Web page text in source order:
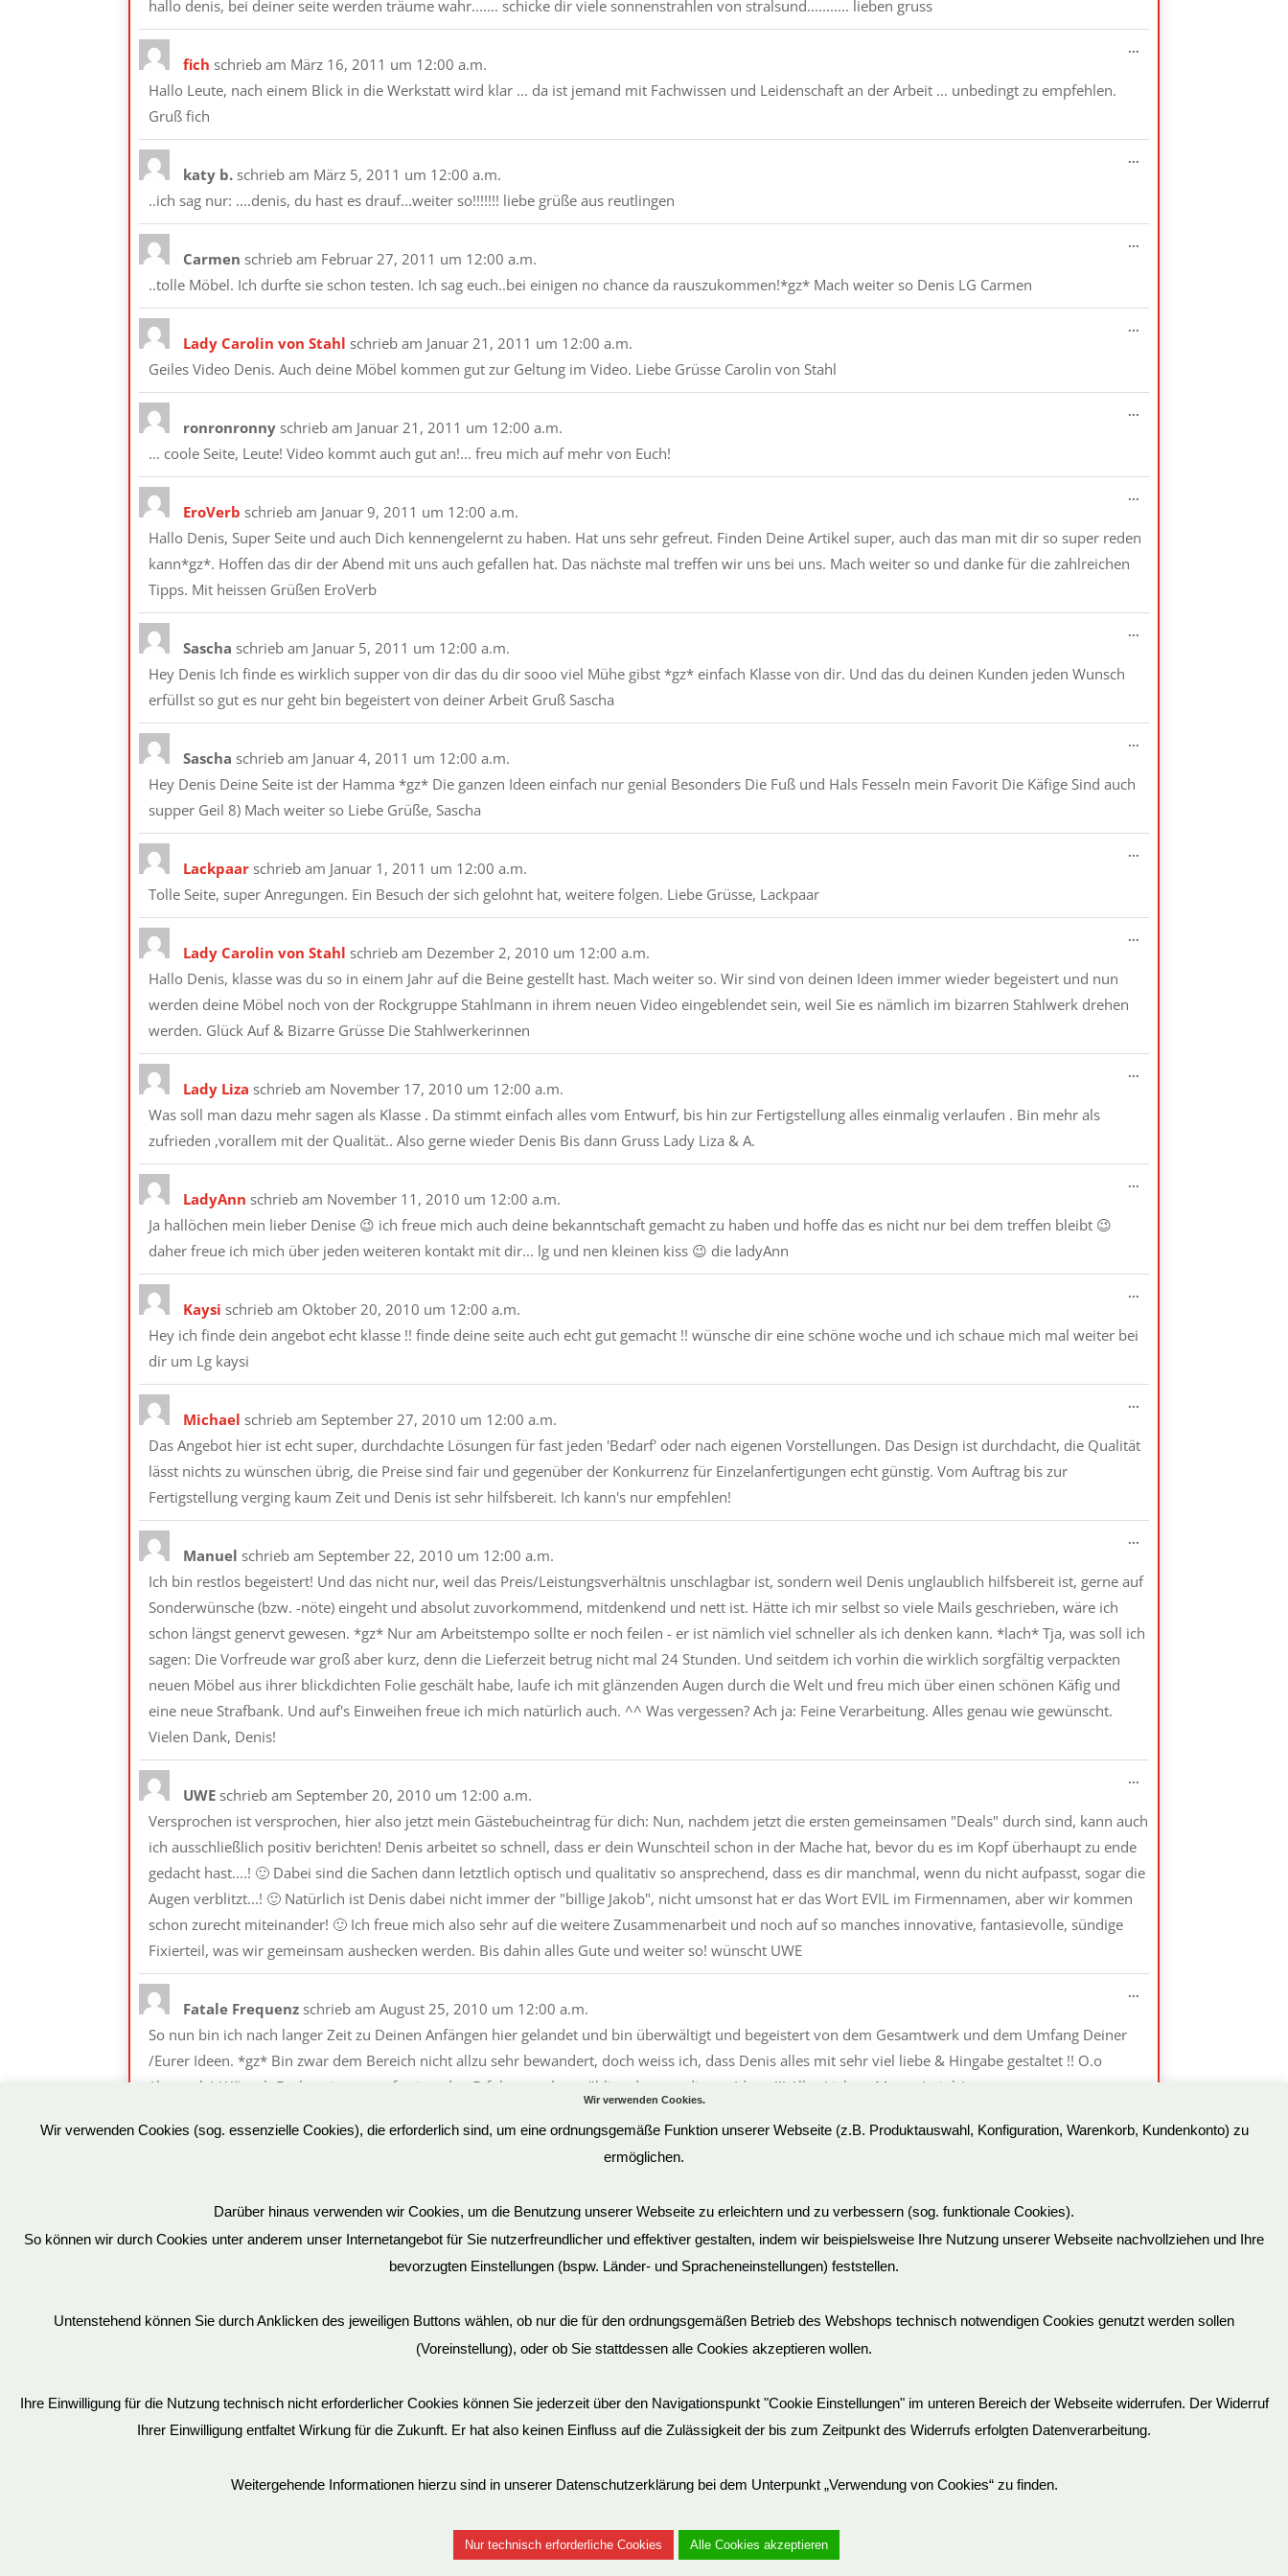
hallo denis, bei deiner seite werden träume wahr....... schicke dir viele sonnenstrahlen von stralsund........... lieben gruss
fich schrieb am März 16, 2011 um 12:00 a.m.
Hallo Leute, nach einem Blick in die Werkstatt wird klar ... da ist jemand mit Fachwissen und Leidenschaft an der Arbeit ... unbedingt zu empfehlen.
Gruß fich
...Diese
katy b. schrieb am März 5, 2011 um 12:00 a.m.
..ich sag nur: ....denis, du hast es drauf...weiter so!!!!!!! liebe grüße aus reutlingen
...Diese
Carmen schrieb am Februar 27, 2011 um 12:00 a.m.
..tolle Möbel. Ich durfte sie schon testen. Ich sag euch..bei einigen no chance da rauszukommen!*gz* Mach weiter so Denis LG Carmen
...Diese
Lady Carolin von Stahl schrieb am Januar 21, 2011 um 12:00 a.m.
Geiles Video Denis. Auch deine Möbel kommen gut zur Geltung im Video. Liebe Grüsse Carolin von Stahl
...Diese
ronronronny schrieb am Januar 21, 2011 um 12:00 a.m.
... coole Seite, Leute! Video kommt auch gut an!... freu mich auf mehr von Euch!
...Diese
EroVerb schrieb am Januar 9, 2011 um 12:00 a.m.
Hallo Denis, Super Seite und auch Dich kennengelernt zu haben. Hat uns sehr gefreut. Finden Deine Artikel super, auch das man mit dir so super reden
kann*gz*. Hoffen das dir der Abend mit uns auch gefallen hat. Das nächste mal treffen wir uns bei uns. Mach weiter so und danke für die zahlreichen
Tipps. Mit heissen Grüßen EroVerb
...Diese
Sascha schrieb am Januar 5, 2011 um 12:00 a.m.
Hey Denis Ich finde es wirklich supper von dir das du dir sooo viel Mühe gibst *gz* einfach Klasse von dir. Und das du deinen Kunden jeden Wunsch
erfüllst so gut es nur geht bin begeistert von deiner Arbeit Gruß Sascha
...Diese
Sascha schrieb am Januar 4, 2011 um 12:00 a.m.
Hey Denis Deine Seite ist der Hamma *gz* Die ganzen Ideen einfach nur genial Besonders Die Fuß und Hals Fesseln mein Favorit Die Käfige Sind auch
supper Geil 8) Mach weiter so Liebe Grüße, Sascha
...Diese
Lackpaar schrieb am Januar 1, 2011 um 12:00 a.m.
Tolle Seite, super Anregungen. Ein Besuch der sich gelohnt hat, weitere folgen. Liebe Grüsse, Lackpaar
...Diese
Lady Carolin von Stahl schrieb am Dezember 2, 2010 um 12:00 a.m.
Hallo Denis, klasse was du so in einem Jahr auf die Beine gestellt hast. Mach weiter so. Wir sind von deinen Ideen immer wieder begeistert und nun
werden deine Möbel noch von der Rockgruppe Stahlmann in ihrem neuen Video eingeblendet sein, weil Sie es nämlich im bizarren Stahlwerk drehen
werden. Glück Auf & Bizarre Grüsse Die Stahlwerkerinnen
...Diese
Lady Liza schrieb am November 17, 2010 um 12:00 a.m.
Was soll man dazu mehr sagen als Klasse . Da stimmt einfach alles vom Entwurf, bis hin zur Fertigstellung alles einmalig verlaufen . Bin mehr als
zufrieden ,vorallem mit der Qualität.. Also gerne wieder Denis Bis dann Gruss Lady Liza & A.
...Diese
LadyAnn schrieb am November 11, 2010 um 12:00 a.m.
Ja hallöchen mein lieber Denise 😉 ich freue mich auch deine bekanntschaft gemacht zu haben und hoffe das es nicht nur bei dem treffen bleibt 😉
daher freue ich mich über jeden weiteren kontakt mit dir... lg und nen kleinen kiss 😉 die ladyAnn
...Diese
Kaysi schrieb am Oktober 20, 2010 um 12:00 a.m.
Hey ich finde dein angebot echt klasse !! finde deine seite auch echt gut gemacht !! wünsche dir eine schöne woche und ich schaue mich mal weiter bei
dir um Lg kaysi
...Diese
Michael schrieb am September 27, 2010 um 12:00 a.m.
Das Angebot hier ist echt super, durchdachte Lösungen für fast jeden 'Bedarf' oder nach eigenen Vorstellungen. Das Design ist durchdacht, die Qualität
lässt nichts zu wünschen übrig, die Preise sind fair und gegenüber der Konkurrenz für Einzelanfertigungen echt günstig. Vom Auftrag bis zur
Fertigstellung verging kaum Zeit und Denis ist sehr hilfsbereit. Ich kann's nur empfehlen!
...Diese
Manuel schrieb am September 22, 2010 um 12:00 a.m.
Ich bin restlos begeistert! Und das nicht nur, weil das Preis/Leistungsverhältnis unschlagbar ist, sondern weil Denis unglaublich hilfsbereit ist, gerne auf
Sonderwünsche (bzw. -nöte) eingeht und absolut zuvorkommend, mitdenkend und nett ist. Hätte ich mir selbst so viele Mails geschrieben, wäre ich
schon längst genervt gewesen. *gz* Nur am Arbeitstempo sollte er noch feilen - er ist nämlich viel schneller als ich denken kann. *lach* Tja, was soll ich
sagen: Die Vorfreude war groß aber kurz, denn die Lieferzeit betrug nicht mal 24 Stunden. Und seitdem ich vorhin die wirklich sorgfältig verpackten
neuen Möbel aus ihrer blickdichten Folie geschält habe, laufe ich mit glänzenden Augen durch die Welt und freu mich über einen schönen Käfig und
eine neue Strafbank. Und auf's Einweihen freue ich mich natürlich auch. ^^ Was vergessen? Ach ja: Feine Verarbeitung. Alles genau wie gewünscht.
Vielen Dank, Denis!
...Diese
ein-/ausblenden.
UWE schrieb am September 20, 2010 um 12:00 a.m.
Versprochen ist versprochen, hier also jetzt mein Gästebucheintrag für dich: Nun, nachdem jetzt die ersten gemeinsamen "Deals" durch sind, kann auch
ich ausschließlich positiv berichten! Denis arbeitet so schnell, dass er dein Wunschteil schon in der Mache hat, bevor du es im Kopf überhaupt zu ende
gedacht hast....! 🙂 Dabei sind die Sachen dann letztlich optisch und qualitativ so ansprechend, dass es dir manchmal, wenn du nicht aufpasst, sogar die
Augen verblitzt...! 🙂 Natürlich ist Denis dabei nicht immer der "billige Jakob", nicht umsonst hat er das Wort EVIL im Firmennamen, aber wir kommen
schon zurecht miteinander! 🙂 Ich freue mich also sehr auf die weitere Zusammenarbeit und noch auf so manches innovative, fantasievolle, sündige
Fixierteil, was wir gemeinsam aushecken werden. Bis dahin alles Gute und weiter so! wünscht UWE
...Diese
ein-/ausblenden.
Fatale Frequenz schrieb am August 25, 2010 um 12:00 a.m.
So nun bin ich nach langer Zeit zu Deinen Anfängen hier gelandet und bin überwältigt und begeistert von dem Gesamtwerk und dem Umfang Deiner
/Eurer Ideen. *gz* Bin zwar dem Bereich nicht allzu sehr bewandert, doch weiss ich, dass Denis alles mit sehr viel liebe & Hingabe gestaltet !! O.o
*knutsch* Wünsch Euch weiter so aufsteigenden Erfolg + noch unzählige der grandiosen Ideen !!! Alles Liebe .. Mone. *wink*
...Diese
black-sky August 25, 2010
*gz* Großartig wie schnell man Eikäufe abschließen kann. Gestern bestellt und heute konnte ich die Ware schon abholen. Danke! Bestimmt kaufe ich
... Diese
Navigation
← 1 ... 7 8 9 10 11 12 →
Pflegehinweise BDSM Möbel
Batterieverordnung
© EvilToys 2026 until the end of time.
Wir verwenden Cookies.
Wir verwenden Cookies (sog. essenzielle Cookies), die erforderlich sind, um eine ordnungsgemäße Funktion unserer Webseite (z.B. Produktauswahl, Konfiguration, Warenkorb, Kundenkonto) zu
ermöglichen.
Darüber hinaus verwenden wir Cookies, um die Benutzung unserer Webseite zu erleichtern und zu verbessern (sog. funktionale Cookies).
So können wir durch Cookies unter anderem unser Internetangebot für Sie nutzerfreundlicher und effektiver gestalten, indem wir beispielsweise Ihre Nutzung unserer Webseite nachvollziehen und Ihre
bevorzugten Einstellungen (bspw. Länder- und Spracheneinstellungen) feststellen.
Untenstehend können Sie durch Anklicken des jeweiligen Buttons wählen, ob nur die für den ordnungsgemäßen Betrieb des Webshops technisch notwendigen Cookies genutzt werden sollen
(Voreinstellung), oder ob Sie stattdessen alle Cookies akzeptieren wollen.
Ihre Einwilligung für die Nutzung technisch nicht erforderlicher Cookies können Sie jederzeit über den Navigationspunkt "Cookie Einstellungen" im unteren Bereich der Webseite widerrufen. Der Widerruf
Ihrer Einwilligung entfaltet Wirkung für die Zukunft. Er hat also keinen Einfluss auf die Zulässigkeit der bis zum Zeitpunkt des Widerrufs erfolgten Datenverarbeitung.
Weitergehende Informationen hierzu sind in unserer Datenschutzerklärung bei dem Unterpunkt „Verwendung von Cookies“ zu finden.
Nur technisch erforderliche Cookies Alle Cookies akzeptieren